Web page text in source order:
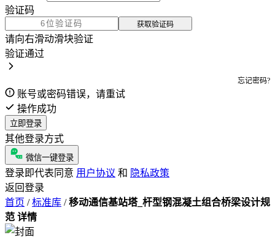
验证码
获取验证码
请向右滑动滑块验证
验证通过
忘记密码?
账号或密码错误，请重试
操作成功
立即登录
其他登录方式
微信一键登录
登录即代表同意 用户协议 和 隐私政策
返回登录
首页 / 标准库 / 移动通信基站塔_杆型钢混凝土组合桥梁设计规
范 详情